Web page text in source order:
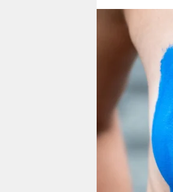
berlin
nord
wahrheit
verlag
verlag
veranstaltungen